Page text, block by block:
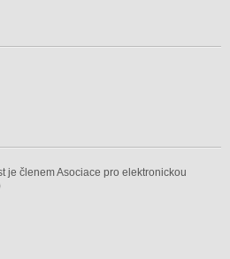
je členem Asociace pro elektronickou